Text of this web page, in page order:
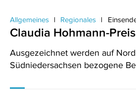
Allgemeines Regionales
Claudia Hohmann-Preis
Ausgezeichnet werden auf
Südniedersachsen bezogene